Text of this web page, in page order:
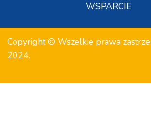
WSPARCIE
Copyright © Wszelkie prawa
2024.